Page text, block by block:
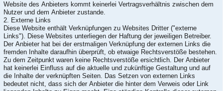
Website des Anbieters kommt keinerlei Vertragsverhältnis zwischen dem
Nutzer und dem Anbieter zustande.
2. Externe Links
Diese Website enthält Verknüpfungen zu Websites Dritter ("externe
Links"). Diese Websites unterliegen der Haftung der jeweiligen Betreiber.
Der Anbieter hat bei der erstmaligen Verknüpfung der externen Links die
fremden Inhalte daraufhin überprüft, ob etwaige Rechtsverstöße bestehen.
Zu dem Zeitpunkt waren keine Rechtsverstöße ersichtlich. Der Anbieter
hat keinerlei Einfluss auf die aktuelle und zukünftige Gestaltung und auf
die Inhalte der verknüpften Seiten. Das Setzen von externen Links
bedeutet nicht, dass sich der Anbieter die hinter dem Verweis oder Link